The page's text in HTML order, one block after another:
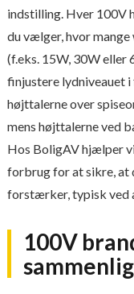
indstilling. Hver 100V
du vælger, hvor
(f.eks. 15W, 30W
finjustere lydniveauet
højttalerne over
mens højttalerne ved
Hos BoligAV hjælper
forbrug for at sikre, at
forstærker, typisk ved
100V